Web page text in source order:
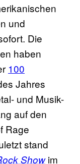
und
Die
haben
100
Jahres
und Musik-
auf den
Rage
stand
Showim